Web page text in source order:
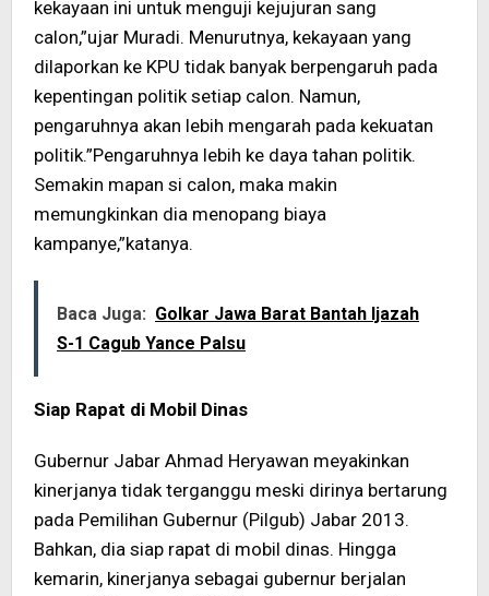
kekayaan ini untuk menguji kejujuran sang
calon,”ujar Muradi. Menurutnya, kekayaan yang
dilaporkan ke KPU tidak banyak berpengaruh pada
kepentingan politik setiap calon. Namun,
pengaruhnya akan lebih mengarah pada kekuatan
politik.”Pengaruhnya lebih ke daya tahan politik.
Semakin mapan si calon, maka makin
memungkinkan dia menopang biaya
kampanye,”katanya.
Baca Juga: Golkar Jawa Barat Bantah Ijazah
S-1 Cagub Yance Palsu
Siap Rapat di Mobil Dinas
Gubernur Jabar Ahmad Heryawan meyakinkan
kinerjanya tidak terganggu meski dirinya bertarung
pada Pemilihan Gubernur (Pilgub) Jabar 2013.
Bahkan, dia siap rapat di mobil dinas. Hingga
kemarin, kinerjanya sebagai gubernur berjalan